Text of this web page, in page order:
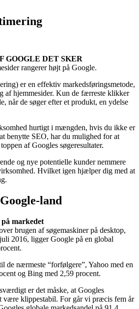
GOOGLE DET SKER
rangerer højt på Google.
er en effektiv markedsføringsmetode,
af hjemmesider. Kun de færreste klikker
når de søger efter et produkt, en ydelse
hurtigt i mængden, hvis du ikke er
benytte SEO, har du mulighed for at
af Googles søgeresultater.
og nye potentielle kunder nemmere
Hvilket igen hjælper dig med at
land
på markedet
brugen af søgemaskiner på desktop,
2016, ligger Google på en global
de nærmeste “forfølgere”, Yahoo med en
og Bing med 2,59 procent.
er det måske, at Googles
være klippestabil. For går vi præcis fem år